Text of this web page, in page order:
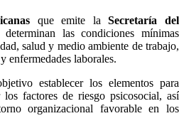
que emite laSecretaría del
las condiciones mínimas
salud y medio ambiente de trabajo,
enfermedades laborales.
establecer los elementos para
factores de riesgo psicosocial, así
organizacional favorable en los